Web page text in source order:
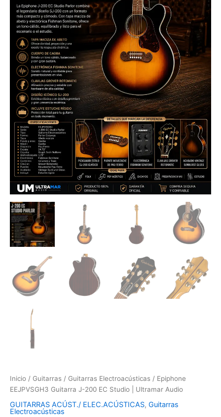
Inicio / Guitarras / Guitarras Electroacústicas / Epiphone
EEJPVSGH3 Guitarra J-200 EC Studio | Ultramar Audio
GUITARRAS ACÚST./ ELEC.ACÚSTICAS, Guitarras
Electroacústicas